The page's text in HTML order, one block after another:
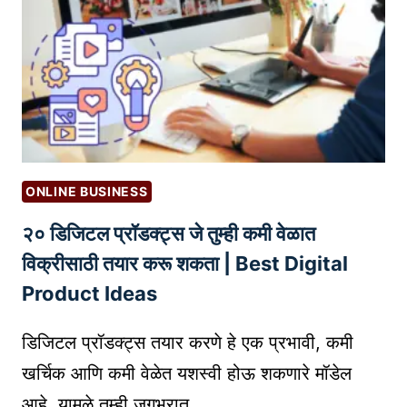
N
G
ची
प्र
क्रि
या
कां
सा
ठी
ऑ
डि
ओ
बु
क्स
चे
2
0
ट
र्म्स
जे
ONLINE BUSINESS
२० डिजिटल प्रॉडक्ट्स जे तुम्ही कमी वेळात
विक्रीसाठी तयार करू शकता | Best Digital
Product Ideas
डिजिटल प्रॉडक्ट्स तयार करणे हे एक प्रभावी, कमी
खर्चिक आणि कमी वेळेत यशस्वी होऊ शकणारे मॉडेल